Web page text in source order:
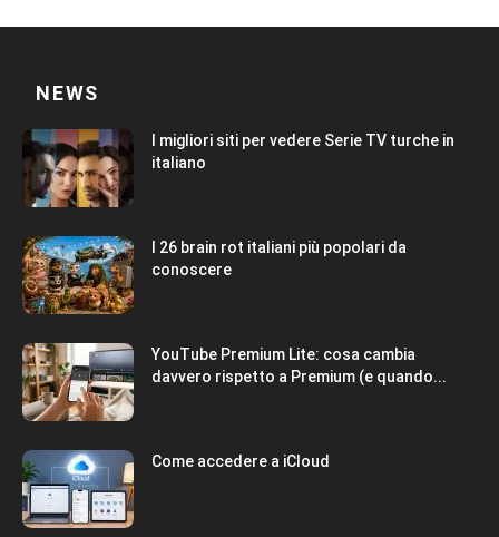
NEWS
I migliori siti per vedere Serie TV turche in
italiano
I 26 brain rot italiani più popolari da
conoscere
YouTube Premium Lite: cosa cambia
davvero rispetto a Premium (e quando...
Come accedere a iCloud